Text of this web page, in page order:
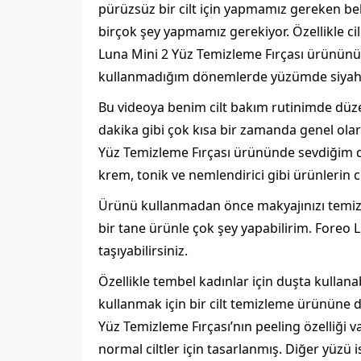
pürüzsüz bir cilt için yapmamız gereken
birçok şey yapmamız gerekiyor. Özellikle
Luna Mini 2 Yüz Temizleme Fırçası
kullanmadığım dönemlerde yüzümde
Bu videoya benim cilt bakım rutinimde
dakika gibi çok kısa bir zamanda genel
Yüz Temizleme Fırçası ürününde
krem, tonik ve nemlendirici gibi ürünlerin
Ürünü kullanmadan önce makyajınızı
bir tane ürünle çok şey yapabilirim. Foreo
taşıyabilirsiniz.
Özellikle tembel kadınlar için duşta
kullanmak için bir cilt temizleme ürününe
Yüz Temizleme Fırçası’nın peeling özelliği
normal ciltler için tasarlanmış. Diğer yüzü